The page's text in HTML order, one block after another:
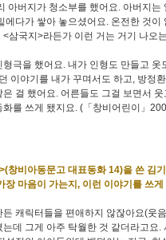
아버지가 청소부를 했어요. 아버지는
에다가 쌓아 놓으셨어요. 온전한 것이
<삼국지>라든가 이런 거는 거기 나오
형극을 했어요. 내가 인형도 만들고
이야기를 내가 꾸며서도 하고, 방정
은 걸 했어요. 어른들도 그걸 보면서
화를 쓰게 됐지요. (「창비어린이」
창비아동문고 대표동화 14)을 쓴 김
장 마음이 가는지, 이런 이야기를 쓰
캐릭터들을 편애하지 않잖아요(웃
는데 그게 아주 탁월한 것 같더라고요.